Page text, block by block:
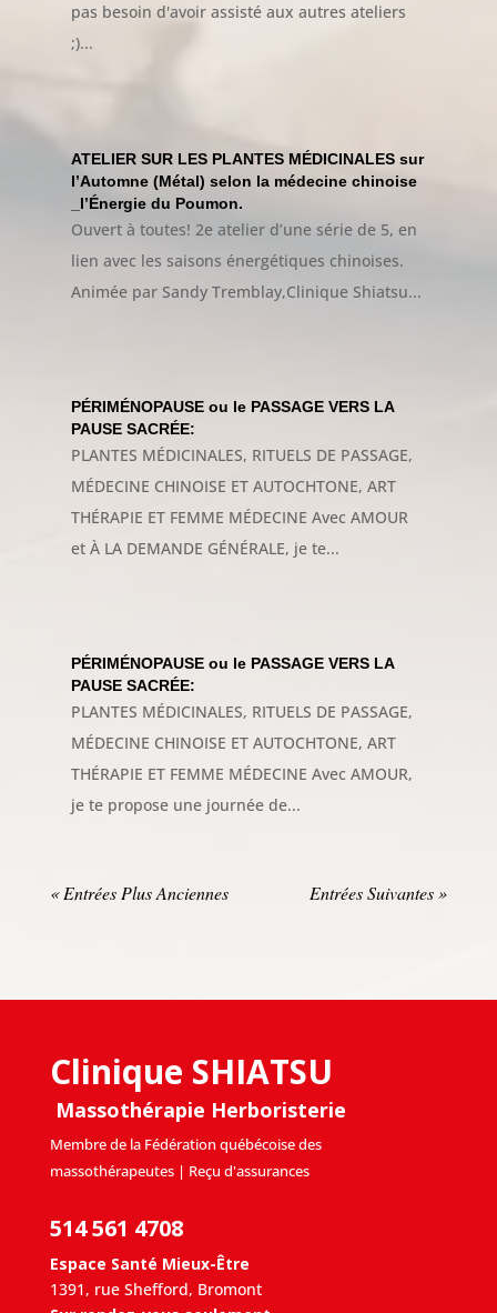
pas besoin d'avoir assisté aux autres ateliers
;)...
ATELIER SUR LES PLANTES MÉDICINALES sur
l’Automne (Métal) selon la médecine chinoise
_l’Énergie du Poumon.
Ouvert à toutes! 2e atelier d’une série de 5, en
lien avec les saisons énergétiques chinoises.
Animée par Sandy Tremblay,Clinique Shiatsu...
PÉRIMÉNOPAUSE ou le PASSAGE VERS LA
PAUSE SACRÉE:
PLANTES MÉDICINALES, RITUELS DE PASSAGE,
MÉDECINE CHINOISE ET AUTOCHTONE, ART
THÉRAPIE ET FEMME MÉDECINE Avec AMOUR
et À LA DEMANDE GÉNÉRALE, je te...
PÉRIMÉNOPAUSE ou le PASSAGE VERS LA
PAUSE SACRÉE:
PLANTES MÉDICINALES, RITUELS DE PASSAGE,
MÉDECINE CHINOISE ET AUTOCHTONE, ART
THÉRAPIE ET FEMME MÉDECINE Avec AMOUR,
je te propose une journée de...
« Entrées Plus Anciennes Entrées Suivantes »
Clinique SHIATSU
Massothérapie Herboristerie
Membre de la Fédération québécoise des
massothérapeutes | Reçu d'assurances
514 561 4708
Espace Santé Mieux-Être
1391, rue Shefford, Bromont